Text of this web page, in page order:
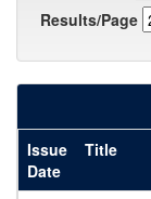
Results/Page
Issue
Date
Title